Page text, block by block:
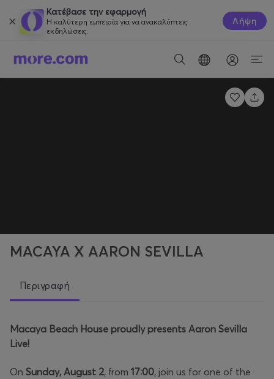
Κατέβασε την εφαρμογή
Η καλύτερη εμπειρία για να ανακαλύπτεις
εκδηλώσεις.
Λήψη
MACAYA X AARON SEVILLA
Περιγραφή
Macaya Beach House proudly presents Aaron Sevilla
Live!
On Sunday, August 2, from 17:00, join us for one of the